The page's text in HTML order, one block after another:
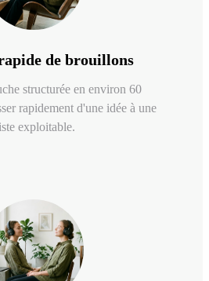
de brouillons
structurée en environ 60
rapidement d'une idée à une
exploitable.